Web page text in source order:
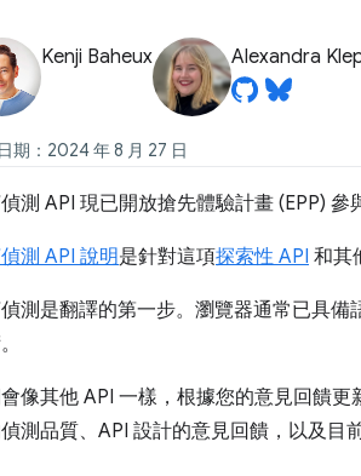
Kenji Baheux Alexandra
期：2024 年 8 月 27 日
測 API 現已開放搶先體驗計畫 (EPP)
測 API 說明是針對這項探索性 API 和其
測是翻譯的第一步。瀏覽器通常已具
像其他 API 一樣，根據您的意見回饋
測品質、API 設計的意見回饋，以及目